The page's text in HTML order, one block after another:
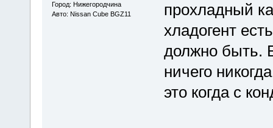
Город: Нижегородчина
Авто: Nissan Cube BGZ11
прохладный
хладогент
должно быть.
ничего
это когда с